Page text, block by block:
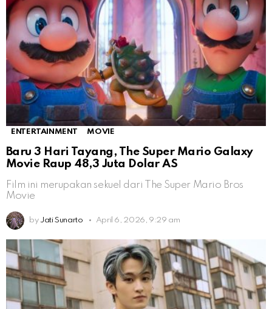
ENTERTAINMENT MOVIE
Baru 3 Hari Tayang, The Super Mario Galaxy
Movie Raup 48,3 Juta Dolar AS
Film ini merupakan sekuel dari The Super Mario Bros
Movie
by Jati Sunarto April 6, 2026, 9:29 am